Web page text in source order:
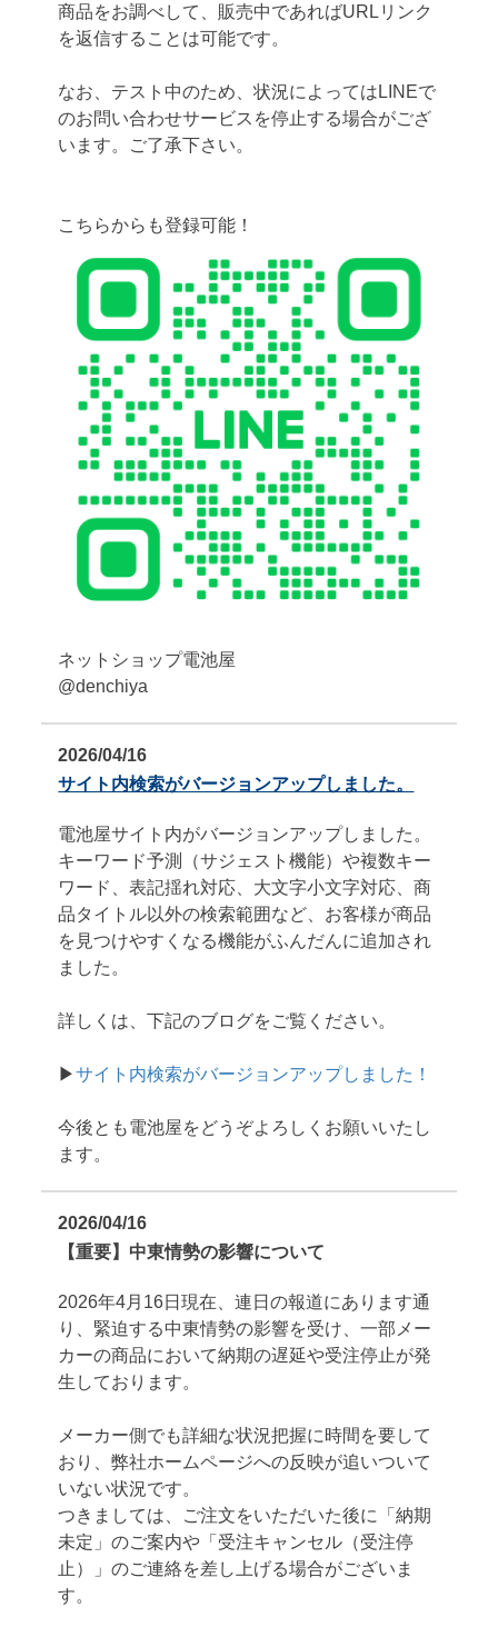
商品をお調べして、販売中であればURLリンク
を返信することは可能です。
なお、テスト中のため、状況によってはLINEで
のお問い合わせサービスを停止する場合がござ
います。ご了承下さい。
こちらからも登録可能！
ネットショップ電池屋
@denchiya
2026/04/16
サイト内検索がバージョンアップしました。
電池屋サイト内がバージョンアップしました。
キーワード予測（サジェスト機能）や複数キー
ワード、表記揺れ対応、大文字小文字対応、商
品タイトル以外の検索範囲など、お客様が商品
を見つけやすくなる機能がふんだんに追加され
ました。
詳しくは、下記のブログをご覧ください。
▶サイト内検索がバージョンアップしました！
今後とも電池屋をどうぞよろしくお願いいたし
ます。
2026/04/16
【重要】中東情勢の影響について
2026年4月16日現在、連日の報道にあります通
り、緊迫する中東情勢の影響を受け、一部メー
カーの商品において納期の遅延や受注停止が発
生しております。
メーカー側でも詳細な状況把握に時間を要して
おり、弊社ホームページへの反映が追いついて
いない状況です。
つきましては、ご注文をいただいた後に「納期
未定」のご案内や「受注キャンセル（受注停
止）」のご連絡を差し上げる場合がございま
す。